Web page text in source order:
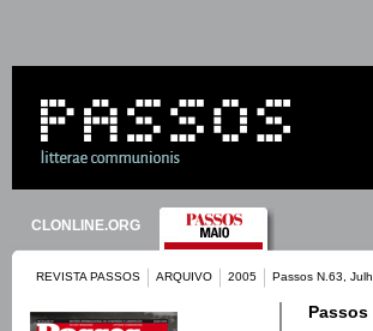
CLONLINE.ORG
REVISTA PASSOS ARQUIVO 2005 Passos N.63,
Passos